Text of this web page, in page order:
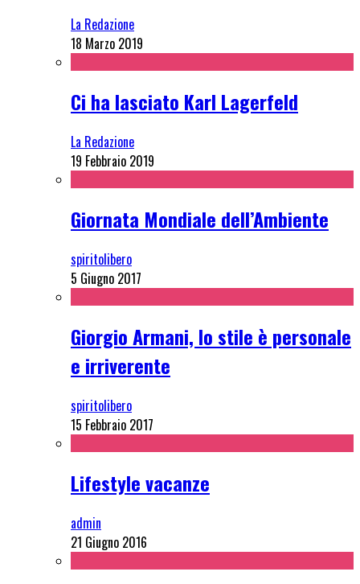
La Redazione
18 Marzo 2019
Ci ha lasciato Karl Lagerfeld
La Redazione
19 Febbraio 2019
Giornata Mondiale dell’Ambiente
spiritolibero
5 Giugno 2017
Giorgio Armani, lo stile è personale
e irriverente
spiritolibero
15 Febbraio 2017
Lifestyle vacanze
admin
21 Giugno 2016